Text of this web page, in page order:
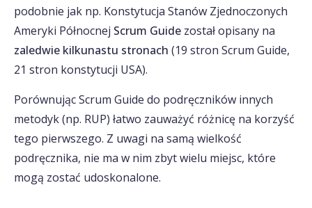
podobnie jak np. Konstytucja Stanów Zjednoczonych
Ameryki Północnej Scrum Guide został opisany na
zaledwie kilkunastu stronach (19 stron Scrum Guide,
21 stron konstytucji USA).
Porównując Scrum Guide do podręczników innych
metodyk (np. RUP) łatwo zauważyć różnicę na korzyść
tego pierwszego. Z uwagi na samą wielkość
podręcznika, nie ma w nim zbyt wielu miejsc, które
mogą zostać udoskonalone.